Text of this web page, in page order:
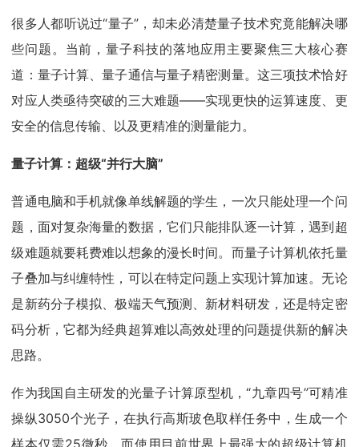
很多人都听说过“量子”，却未必清楚量子技术究竟能解决哪
些问题。当前，量子科技的落地应用主要聚焦三大核心赛
道：量子计算、量子通信与量子精密测量。这三项技术恰好
对应人类亟待突破的三大难题——实现更快的运算速度、更
安全的信息传输、以及更精准的测量能力。
量子计算：超级“并行大脑”
普通电脑和手机就像单线解题的学生，一次只能处理一个问
题，面对复杂海量的数据，它们只能排队逐一计算，遇到超
级难题就要耗费难以想象的漫长时间。而量子计算机依托量
子叠加与纠缠特性，可以在特定问题上实现计算加速。无论
是新药分子模拟、极端天气预测、新材料研发，还是特定密
码分析，它都为经典超算难以高效处理的问题提供新的解决
思路。
作为我国自主研发的光量子计算原型机，“九章四号”可精准
操纵3050个光子，在执行高斯玻色取样任务中，生成一个